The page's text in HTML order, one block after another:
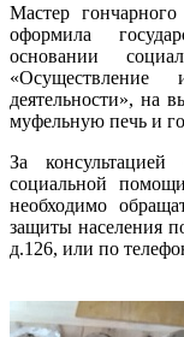
Мастер
оформила
основании
«Осуществление
деятельности», на
муфельную печь и
За консультацией
социальной
необходимо
защиты населения
д.126, или по